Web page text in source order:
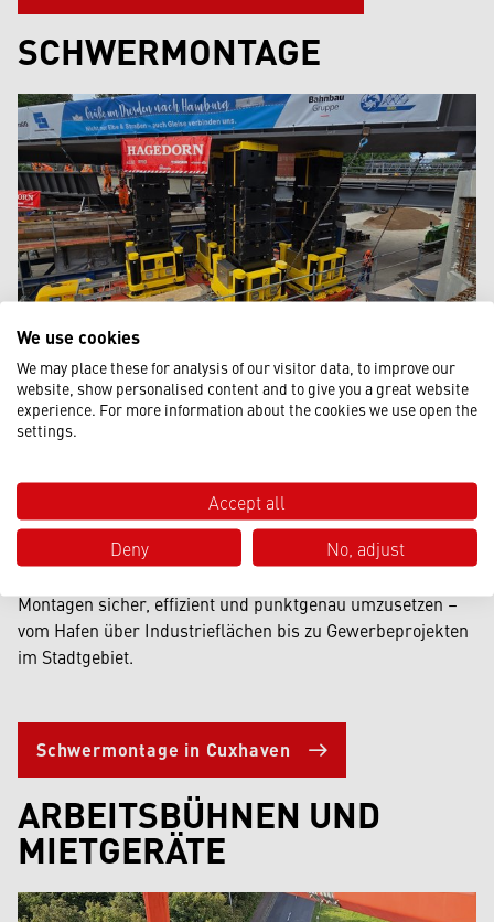
SCHWERMONTAGE
Schwermontage in Cuxhaven umfasst häufig den Aufbau
von Industrieanlagen, Hafeninfrastruktur oder Offshore-
Komponenten. Die Arbeit erfordert präzises Heben,
schweren oder schwer zugänglichen Objekten. Wir stellen
dafür modulare Hubsysteme, hydraulische Hubtechnik und
SPMT Lösungen bereit. Ergänzend nutzen wir digitale
Montagen sicher, effizient und punktgenau umzusetzen –
vom Hafen über Industrieflächen bis zu Gewerbeprojekten
im Stadtgebiet.
Schwermontage in Cuxhaven
ARBEITSBÜHNEN UND
MIETGERÄTE
We use cookies
We may place these for analysis of our visitor data, to improve our
website, show personalised content and to give you a great website
experience. For more information about the cookies we use open the
settings.
Accept all
Deny
No, adjust